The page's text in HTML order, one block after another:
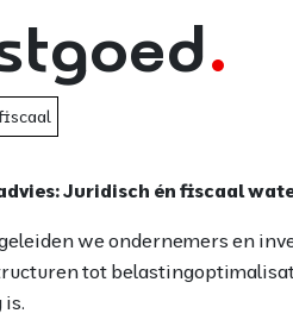
Juridisch én fiscaal
we ondernemers en
tot